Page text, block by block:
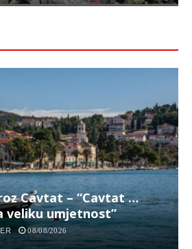
Cavtat – “Cavtat …
veliku umjetnost”
08/08/2026